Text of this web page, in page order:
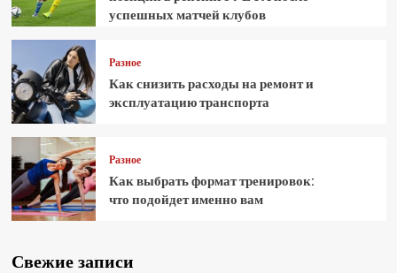
успешных матчей клубов
Разное
Как снизить расходы на ремонт и
эксплуатацию транспорта
Разное
Как выбрать формат тренировок:
что подойдет именно вам
Свежие записи